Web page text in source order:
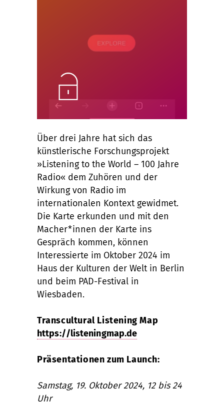
Unlock
Über drei Jahre hat sich das
künstlerische Forschungsprojekt
»Listening to the World – 100 Jahre
Radio« dem Zuhören und der
Wirkung von Radio im
internationalen Kontext gewidmet.
Die Karte erkunden und mit den
Macher*innen der Karte ins
Gespräch kommen, können
Interessierte im Oktober 2024 im
Haus der Kulturen der Welt in Berlin
und beim PAD-Festival in
Wiesbaden.
Transcultural Listening Map
https://listeningmap.de
Präsentationen zum Launch:
Samstag, 19. Oktober 2024, 12 bis 24
Uhr